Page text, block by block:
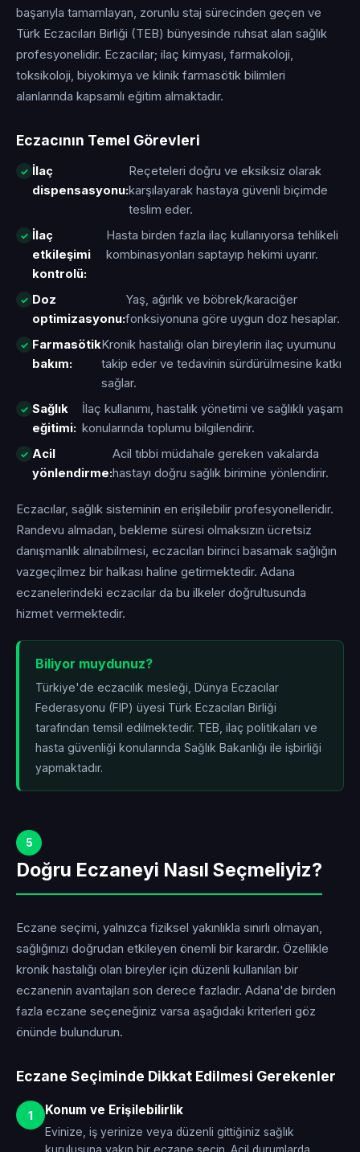
başarıyla tamamlayan, zorunlu staj sürecinden geçen ve
Türk Eczacıları Birliği (TEB) bünyesinde ruhsat alan sağlık
profesyonelidir. Eczacılar; ilaç kimyası, farmakoloji,
toksikoloji, biyokimya ve klinik farmasötik bilimleri
alanlarında kapsamlı eğitim almaktadır.
Eczacının Temel Görevleri
İlaç
dispensasyonu:
Reçeteleri doğru ve eksiksiz olarak
karşılayarak hastaya güvenli biçimde
teslim eder.
İlaç
etkileşimi
kontrolü:
Hasta birden fazla ilaç kullanıyorsa tehlikeli
kombinasyonları saptayıp hekimi uyarır.
Doz
optimizasyonu:
Yaş, ağırlık ve böbrek/karaciğer
fonksiyonuna göre uygun doz hesaplar.
Farmasötik
bakım:
Kronik hastalığı olan bireylerin ilaç uyumunu
takip eder ve tedavinin sürdürülmesine katkı
sağlar.
Sağlık
eğitimi:
İlaç kullanımı, hastalık yönetimi ve sağlıklı yaşam
konularında toplumu bilgilendirir.
Acil
yönlendirme:
Acil tıbbi müdahale gereken vakalarda
hastayı doğru sağlık birimine yönlendirir.
Eczacılar, sağlık sisteminin en erişilebilir profesyonelleridir.
Randevu almadan, bekleme süresi olmaksızın ücretsiz
danışmanlık alınabilmesi, eczacıları birinci basamak sağlığın
vazgeçilmez bir halkası haline getirmektedir. Adana
eczanelerindeki eczacılar da bu ilkeler doğrultusunda
hizmet vermektedir.
Biliyor muydunuz?
Türkiye'de eczacılık mesleği, Dünya Eczacılar
Federasyonu (FIP) üyesi Türk Eczacıları Birliği
tarafından temsil edilmektedir. TEB, ilaç politikaları ve
hasta güvenliği konularında Sağlık Bakanlığı ile işbirliği
yapmaktadır.
5
Doğru Eczaneyi Nasıl Seçmeliyiz?
Eczane seçimi, yalnızca fiziksel yakınlıkla sınırlı olmayan,
sağlığınızı doğrudan etkileyen önemli bir karardır. Özellikle
kronik hastalığı olan bireyler için düzenli kullanılan bir
eczanenin avantajları son derece fazladır. Adana'de birden
fazla eczane seçeneğiniz varsa aşağıdaki kriterleri göz
önünde bulundurun.
Eczane Seçiminde Dikkat Edilmesi Gerekenler
1 Konum ve Erişilebilirlik
Evinize, iş yerinize veya düzenli gittiğiniz sağlık